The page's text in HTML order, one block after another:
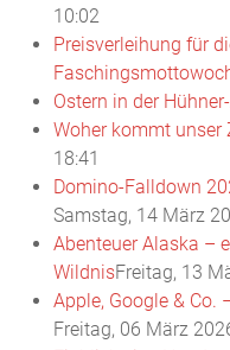
10:02
Preisverleihung für
Ostern in der
Woher kommt unser
18:41
Domino-Falldown
Samstag, 14 März
Abenteuer Alaska –
WildnisFreitag, 13
Apple, Google & Co.
Freitag, 06 März